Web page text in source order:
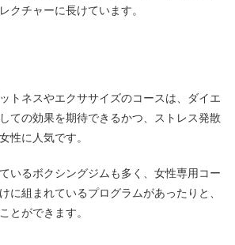
クチャーに長けています。
トネスやエクササイズのコースは、ダイエ
ての効果を期待できるかつ、ストレス発散
性に人気です。
いるボクシングジムも多く、女性専用コー
に組まれているプログラムがあったりと、
とができます。